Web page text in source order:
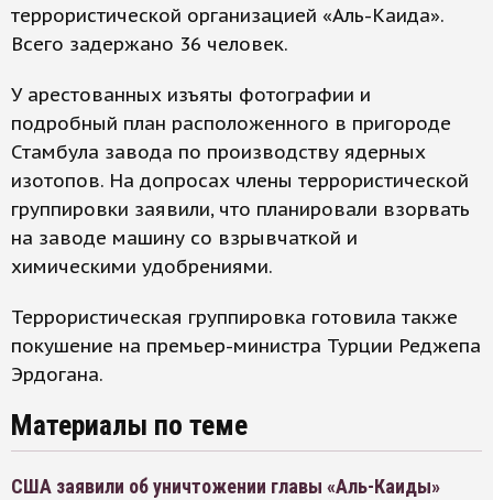
террористической организацией «Аль-Каида».
Всего задержано 36 человек.
У арестованных изъяты фотографии и
подробный план расположенного в пригороде
Стамбула завода по производству ядерных
изотопов. На допросах члены террористической
группировки заявили, что планировали взорвать
на заводе машину со взрывчаткой и
химическими удобрениями.
Террористическая группировка готовила также
покушение на премьер-министра Турции Реджепа
Эрдогана.
Материалы по теме
США заявили об уничтожении главы «Аль-Каиды»